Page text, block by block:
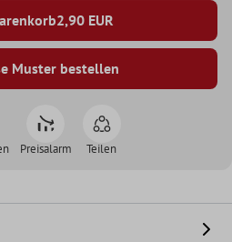
2,90EUR
Muster bestellen
Preisalarm Teilen